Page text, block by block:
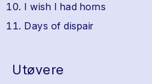
I wish I had horns
Days of dispair
Utøvere